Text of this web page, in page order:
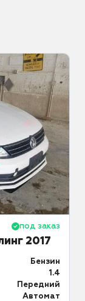
под заказ
2017
Бензин
1.4
Передний
Автомат